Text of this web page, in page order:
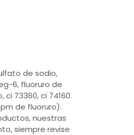
de sodio,
6, fluoruro de
73360, ci 74160.
de fluoruro).
nuestras
siempre revise